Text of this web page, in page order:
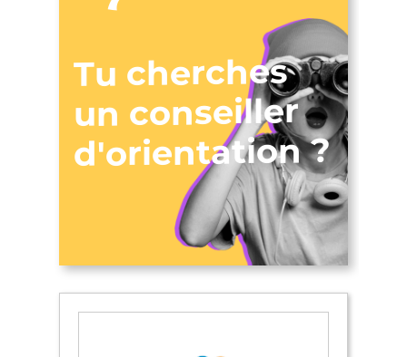
Tu cherches
un conseiller
d'orientation ?